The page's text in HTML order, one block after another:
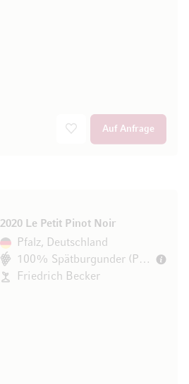
Auf Anfrage
2020 Le Petit Pinot Noir
Pfalz, Deutschland
100% Spätburgunder (Pinot Noir)
Friedrich Becker